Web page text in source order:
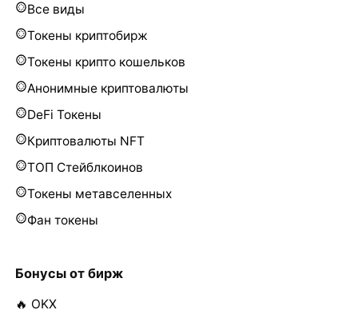
Все виды
Токены криптобирж
Токены крипто кошельков
Анонимные криптовалюты
DeFi Токены
Криптовалюты NFT
ТОП Стейблкоинов
Токены метавселенных
Фан токены
Бонусы от бирж
🔥 OKX